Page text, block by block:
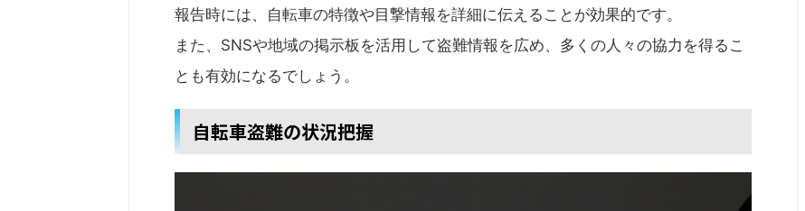
報告時には、自転車の特徴や目撃情報を詳細に伝えることが効果的です。
また、SNSや地域の掲示板を活用して盗難情報を広め、多くの人々の協力を得るこ
とも有効になるでしょう。
自転車盗難の状況把握